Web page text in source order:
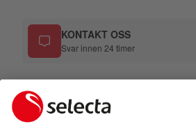
KONTAKT OSS
Svar innen 24 timer
800 30 690